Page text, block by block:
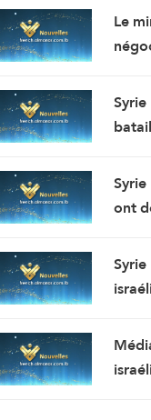
Le
en
l’est
ont
par
lors